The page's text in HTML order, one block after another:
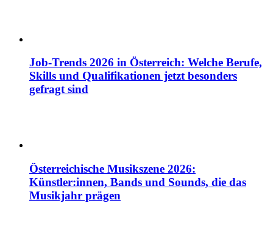
Job-Trends 2026 in Österreich: Welche Berufe,
Skills und Qualifikationen jetzt besonders
gefragt sind
Österreichische Musikszene 2026:
Künstler:innen, Bands und Sounds, die das
Musikjahr prägen